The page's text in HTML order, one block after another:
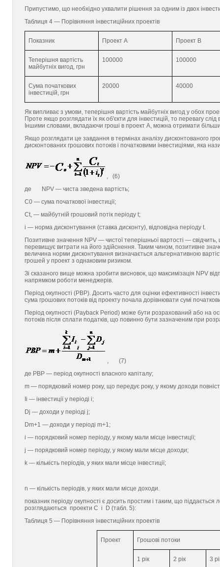
Припустимо, що необхідно ухвалити рішення за одним із двох
Таблиця 4 — Порівняння інвестиційних проектів
Показник Проект А Проект В
Теперішня вартість
майбутніх вигод, грн
100000 100000
Сума початкових
інвестицій, грн
20000 40000
Як випливає з умови, теперішня вартість майбутніх вигод у обох
Проте якщо розглядати їх як об'єкти для інвестицій, то перевагу
Іншими словами, вкладаючи гроші в проект А, можна отримати
Якщо розглядати це завдання в термінах аналізу дисконтованого
дисконтованих грошових потоків і початковими інвестиціями, яка
, (6)
де NРV — чиста зведена вартість;
С0 — сума початкової інвестиції;
Ct, — майбутній грошовий потік періоду t;
i — норма дисконтування (ставка дисконту), відповідна періоду t.
Позитивне значення NРV — чистої теперішньої вартості —
перевищує витрати на його здійснення. Таким чином, позитивне
величина норми дисконтування визначається альтернативною
грошей у проект з однаковим ризиком.
Зі сказаного вище можна зробити висновок, що максимізація NPV
напрямком роботи менеджерів.
Період окупності (РВР). Досить часто для оцінки ефективності
сума грошових потоків від проекту почала дорівнювати сумі
Період окупності (Рayback Period) може бути розрахований або на
потоків після сплати податків, що повинно бути зазначеним при
, (7)
де РВР — період окупності власного капіталу;
m — порядковий номер року, що передує року, у якому доходи
Ii — інвестиції у періоді і;
Dj — доходи у періоді j;
Dm+1 — доходи у періоді m+1;
i — порядковий номер періоду, у якому мали місце інвестиції;
j — порядковий номер періоду, у якому мали місце доходи;
k — кількість періодів, у яких мали місце інвестиції;
n — кількість періодів, у яких мали місце доходи.
показник періоду окупності є досить простим і таким, що
розглядаються проекти С і D (табл. 5):
Таблиця 5 — Порівняння інвестиційних проектів
Проект Грошові потоки
1 рік 2 рік 3